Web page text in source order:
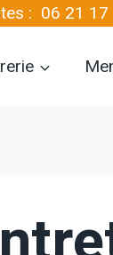
: 06 21 17